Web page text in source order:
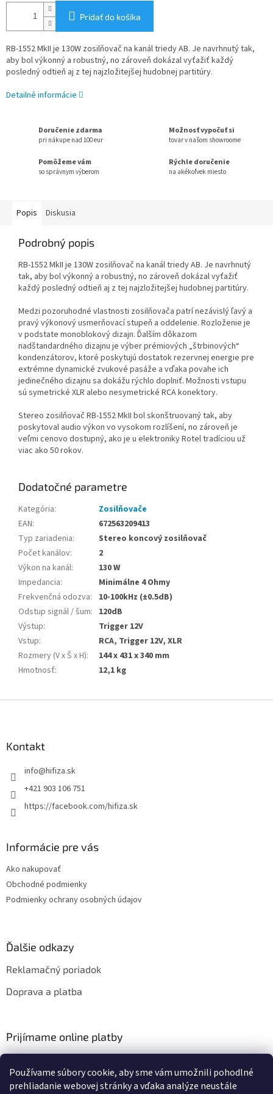
Používame súbory cookie, aby sme vám umožnili pohodlné
prehliadanie webovej stránky a vďaka analýze neustále
Pridať do košíka
RB-1552 MkII je 130W zosilňovač na kanál triedy AB. Je navrhnutý tak,
aby bol výkonný a robustný, no zároveň dokázal vyťažiť každý
posledný odtieň aj z tej najzložitejšej hudobnej partitúry.
Detailné informácie
Doručenie zdarma
pri nákupe nad 100 eur
Možnosť vypočuť si
tovar v našom showroome
Pomôžeme vám
so správnym výberom
Rýchle doručenie
na akékoľvek miesto
Popis Diskusia
Podrobný popis
RB-1552 MkII je 130W zosilňovač na kanál triedy AB. Je navrhnutý
tak, aby bol výkonný a robustný, no zároveň dokázal vyťažiť
každý posledný odtieň aj z tej najzložitejšej hudobnej partitúry.
Medzi pozoruhodné vlastnosti zosilňovača patrí nezávislý ľavý a
pravý výkonový usmerňovací stupeň a oddelenie. Rozloženie je
v podstate monoblokový dizajn. Ďalším dôkazom
nadštandardného dizajnu je výber prémiových „štrbinových“
kondenzátorov, ktoré poskytujú dostatok rezervnej energie pre
extrémne dynamické zvukové pasáže a vďaka povahe ich
jedinečného dizajnu sa dokážu rýchlo doplniť. Možnosti vstupu
sú symetrické XLR alebo nesymetrické RCA konektory.
Stereo zosilňovač RB-1552 MkII bol skonštruovaný tak, aby
poskytoval audio výkon vo vysokom rozlíšení, no zároveň je
veľmi cenovo dostupný, ako je u elektroniky Rotel tradíciou už
viac ako 50 rokov.
Dodatočné parametre
Kategória:
Zosilňovače
EAN:
672563209413
Typ zariadenia:
Stereo koncový zosilňovač
Počet kanálov:
2
Výkon na kanál:
130 W
Impedancia:
Minimálne 4 Ohmy
Frekvenčná odozva:
10-100kHz (±0.5dB)
Odstup signál / šum: 120dB
Výstup:
Trigger 12V
Vstup:
RCA, Trigger 12V, XLR
Rozmery (V x Š x H):
144 x 431 x 340 mm
Hmotnosť: 12,1 kg
Kontakt
info@hifiza.sk
+421 903 106 751
https://facebook.com/hifiza.sk
Informácie pre vás
Ako nakupovať
Obchodné podmienky
Podmienky ochrany osobných údajov
Ďalšie odkazy
Reklamačný poriadok
Doprava a platba
Prijímame online platby